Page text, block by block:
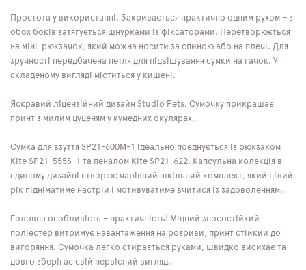
Простота у використанні. Закривається практично одним рухом – з
обох боків затягується шнурками із фіксаторами. Перетворюється
на міні-рюкзачок, який можна носити за спиною або на плечі. Для
зручності передбачена петля для підвішування сумки на гачок. У
складеному вигляді міститься у кишені.
Яскравий ліцензійний дизайн Studio Pets. Сумочку прикрашає
принт з милим цуценям у кумедних окулярах.
Сумка для взуття SP21-600M-1 ідеально поєднується із рюкзаком
Kite SP21-555S-1 та пеналом Kite SP21-622. Капсульна колекція в
єдиному дизайні створює чарівний шкільний комплект, який цілий
рік підніматиме настрій і мотивуватиме вчитися із задоволенням.
Головна особливість – практичність! Міцний зносостійкий
поліестер витримує навантаження на розриви, принт стійкий до
вигоряння. Сумочка легко стирається руками, швидко висихає та
довго зберігає свій первісний вигляд.